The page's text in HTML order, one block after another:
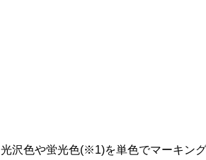
光沢色や蛍光色(※1)を単色でマーキン